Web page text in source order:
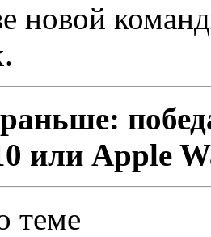
новой
или Apple
теме